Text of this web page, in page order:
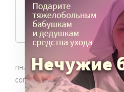
ПОМОЧЬ ПОРТАЛУ
ПНИ СОПРОВОЖДАЕМОЕ ПРОЖИВАНИЕ,
СОПРОВОЖДАЕМОЕ ПРОЖИВАНИЕ